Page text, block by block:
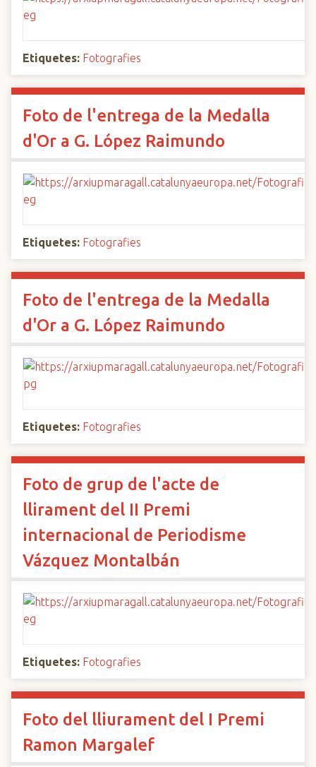
Etiquetes: Fotografies
Foto de l'entrega de la Medalla
d'Or a G. López Raimundo
Etiquetes: Fotografies
Foto de l'entrega de la Medalla
d'Or a G. López Raimundo
Etiquetes: Fotografies
Foto de grup de l'acte de
llirament del II Premi
internacional de Periodisme
Vázquez Montalbán
Etiquetes: Fotografies
Foto del lliurament del I Premi
Ramon Margalef